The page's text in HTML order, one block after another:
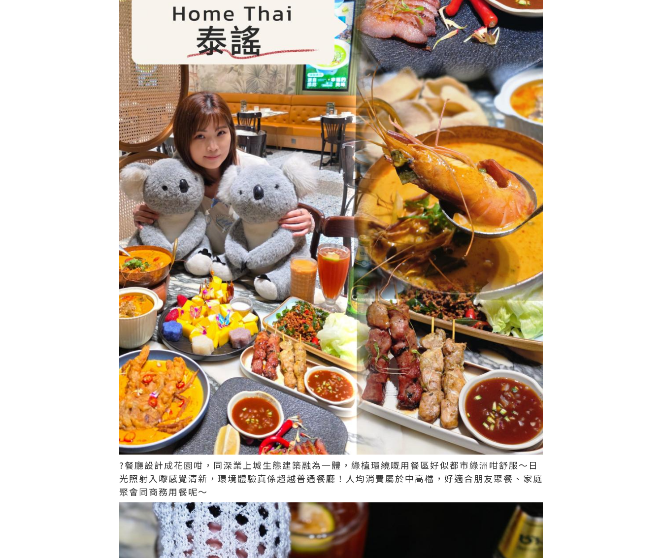
?餐廳設計成花園咁，同深業上城生態建築融為一體，綠植環繞嘅用餐區好似都市綠洲咁舒服～日
光照射入嚟感覺清新，環境體驗真係超越普通餐廳！人均消費屬於中高檔，好適合朋友聚餐、家庭
聚會同商務用餐呢～